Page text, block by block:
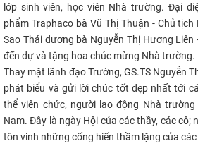
lớp sinh viên, học viên Nhà trường. Đại
phẩm Traphaco bà Vũ Thị Thuận - Chủ
Sao Thái dương bà Nguyễn Thị Hương
đến dự và tặng hoa chúc mừng Nhà trường.
Thay mặt lãnh đạo Trường, GS.TS Nguyễn
phát biểu và gửi lời chúc tốt đẹp nhất tới
thể viên chức, người lao động Nhà
Nam. Đây là ngày Hội của các thầy, các cô;
tôn vinh những cống hiến thầm lặng của